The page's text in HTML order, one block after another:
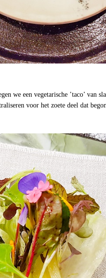
we een vegetarische ’taco’ van
voor het zoete deel dat